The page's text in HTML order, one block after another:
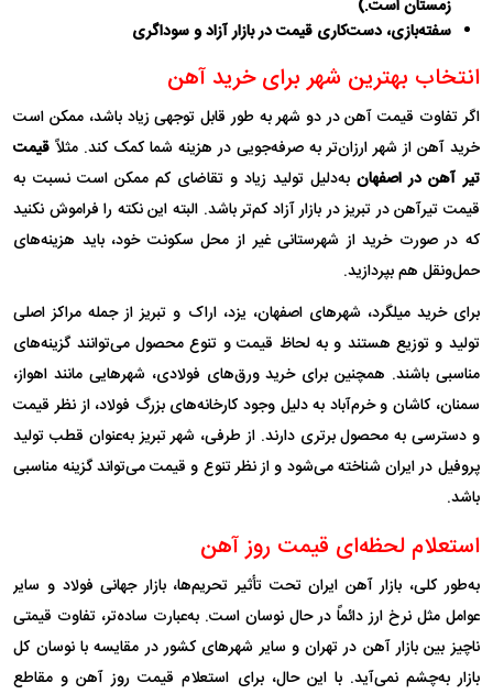
زمستان است.)
سفته‌بازی، دست‌کاری قیمت در بازار آزاد و سوداگری
انتخاب بهترین شهر برای خرید آهن
اگر تفاوت قیمت آهن در دو شهر به طور قابل توجهی زیاد باشد، ممکن است
خرید آهن از شهر ارزان‌تر به صرفه‌جویی در هزینه شما کمک کند. مثلاً قیمت
تیر آهن در اصفهانبه‌دلیل تولید زیاد و تقاضای کم ممکن است نسبت به
قیمت تیرآهن در تبریز در بازار آزاد کم‌تر باشد. البته این نکته را فراموش نکنید
که در صورت خرید از شهرستانی غیر از محل سکونت خود، باید هزینه‌های
حمل‌ونقل هم بپردازید.
برای خرید میلگرد، شهرهای اصفهان، یزد، اراک و تبریز از جمله مراکز اصلی
تولید و توزیع هستند و به لحاظ قیمت و تنوع محصول می‌توانند گزینه‌های
مناسبی باشند. همچنین برای خرید ورق‌های فولادی، شهرهایی مانند اهواز،
سمنان، کاشان و خرم‌آباد به دلیل وجود کارخانه‌های بزرگ فولاد، از نظر قیمت
و دسترسی به محصول برتری دارند. از طرفی، شهر تبریز به‌عنوان قطب تولید
پروفیل در ایران شناخته می‌شود و از نظر تنوع و قیمت می‌تواند گزینه مناسبی
باشد.
استعلام لحظه‌ای قیمت روز آهن
به‌طور کلی، بازار آهن ایران تحت تأثیر تحریم‌ها، بازار جهانی فولاد و سایر
عوامل مثل نرخ ارز دائماً در حال نوسان است. به‌عبارت ساده‌تر، تفاوت قیمتی
ناچیز بین بازار آهن در تهران و سایر شهرهای کشور در مقایسه با نوسان کل
بازار به‌چشم نمی‌آید. با این حال، برای استعلام قیمت روز آهن و مقاطع